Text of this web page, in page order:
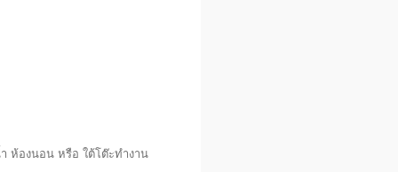
ห้องนอน หรือ ใต้โต๊ะทำงาน